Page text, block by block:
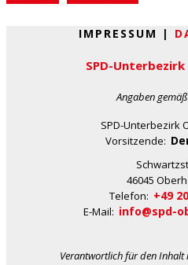
IMPRESSUM |
SPD-
Angaben gemäß
SPD-Unterbezirk
Vorsitzende:
46045
Telefon: +49
E-Mail: info@spd-
Verantwortlich für den Inhalt